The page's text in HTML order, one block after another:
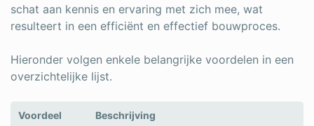
schat aan kennis en ervaring met zich mee, wat
resulteert in een efficiënt en effectief bouwproces.
Hieronder volgen enkele belangrijke voordelen in een
overzichtelijke lijst.
Voordeel Beschrijving